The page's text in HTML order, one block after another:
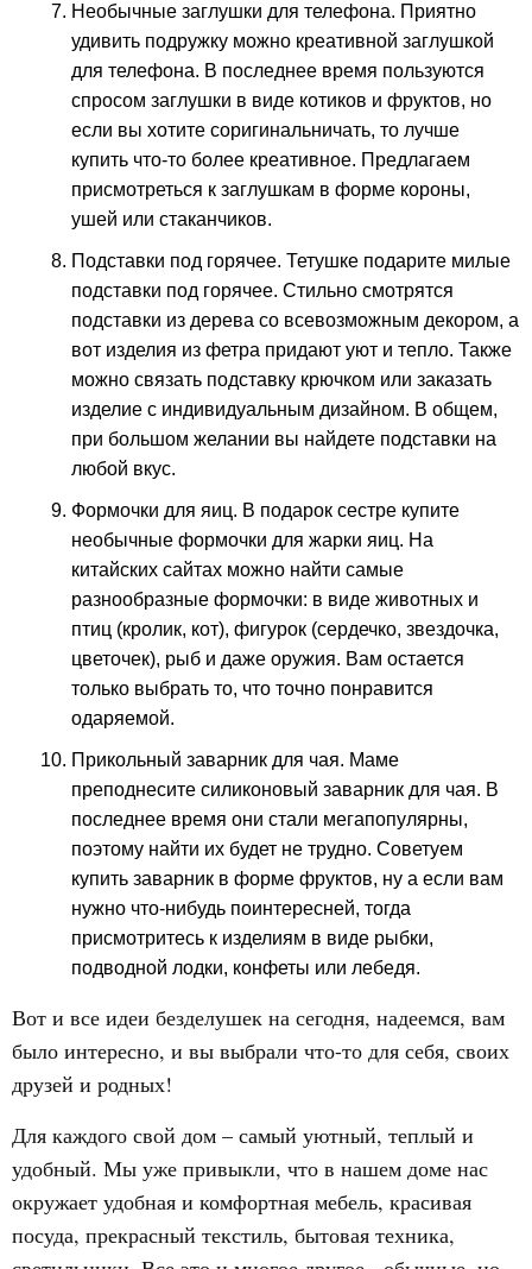
Необычные заглушки для телефона. Приятно
удивить подружку можно креативной заглушкой
для телефона. В последнее время пользуются
спросом заглушки в виде котиков и фруктов, но
если вы хотите соригинальничать, то лучше
купить что-то более креативное. Предлагаем
присмотреться к заглушкам в форме короны,
ушей или стаканчиков.
Подставки под горячее. Тетушке подарите милые
подставки под горячее. Стильно смотрятся
подставки из дерева со всевозможным декором, а
вот изделия из фетра придают уют и тепло. Также
можно связать подставку крючком или заказать
изделие с индивидуальным дизайном. В общем,
при большом желании вы найдете подставки на
любой вкус.
Формочки для яиц. В подарок сестре купите
необычные формочки для жарки яиц. На
китайских сайтах можно найти самые
разнообразные формочки: в виде животных и
птиц (кролик, кот), фигурок (сердечко, звездочка,
цветочек), рыб и даже оружия. Вам остается
только выбрать то, что точно понравится
одаряемой.
Прикольный заварник для чая. Маме
преподнесите силиконовый заварник для чая. В
последнее время они стали мегапопулярны,
поэтому найти их будет не трудно. Советуем
купить заварник в форме фруктов, ну а если вам
нужно что-нибудь поинтересней, тогда
присмотритесь к изделиям в виде рыбки,
подводной лодки, конфеты или лебедя.
Вот и все идеи безделушек на сегодня, надеемся, вам
было интересно, и вы выбрали что-то для себя, своих
друзей и родных!
Для каждого свой дом – самый уютный, теплый и
удобный. Мы уже привыкли, что в нашем доме нас
окружает удобная и комфортная мебель, красивая
посуда, прекрасный текстиль, бытовая техника,